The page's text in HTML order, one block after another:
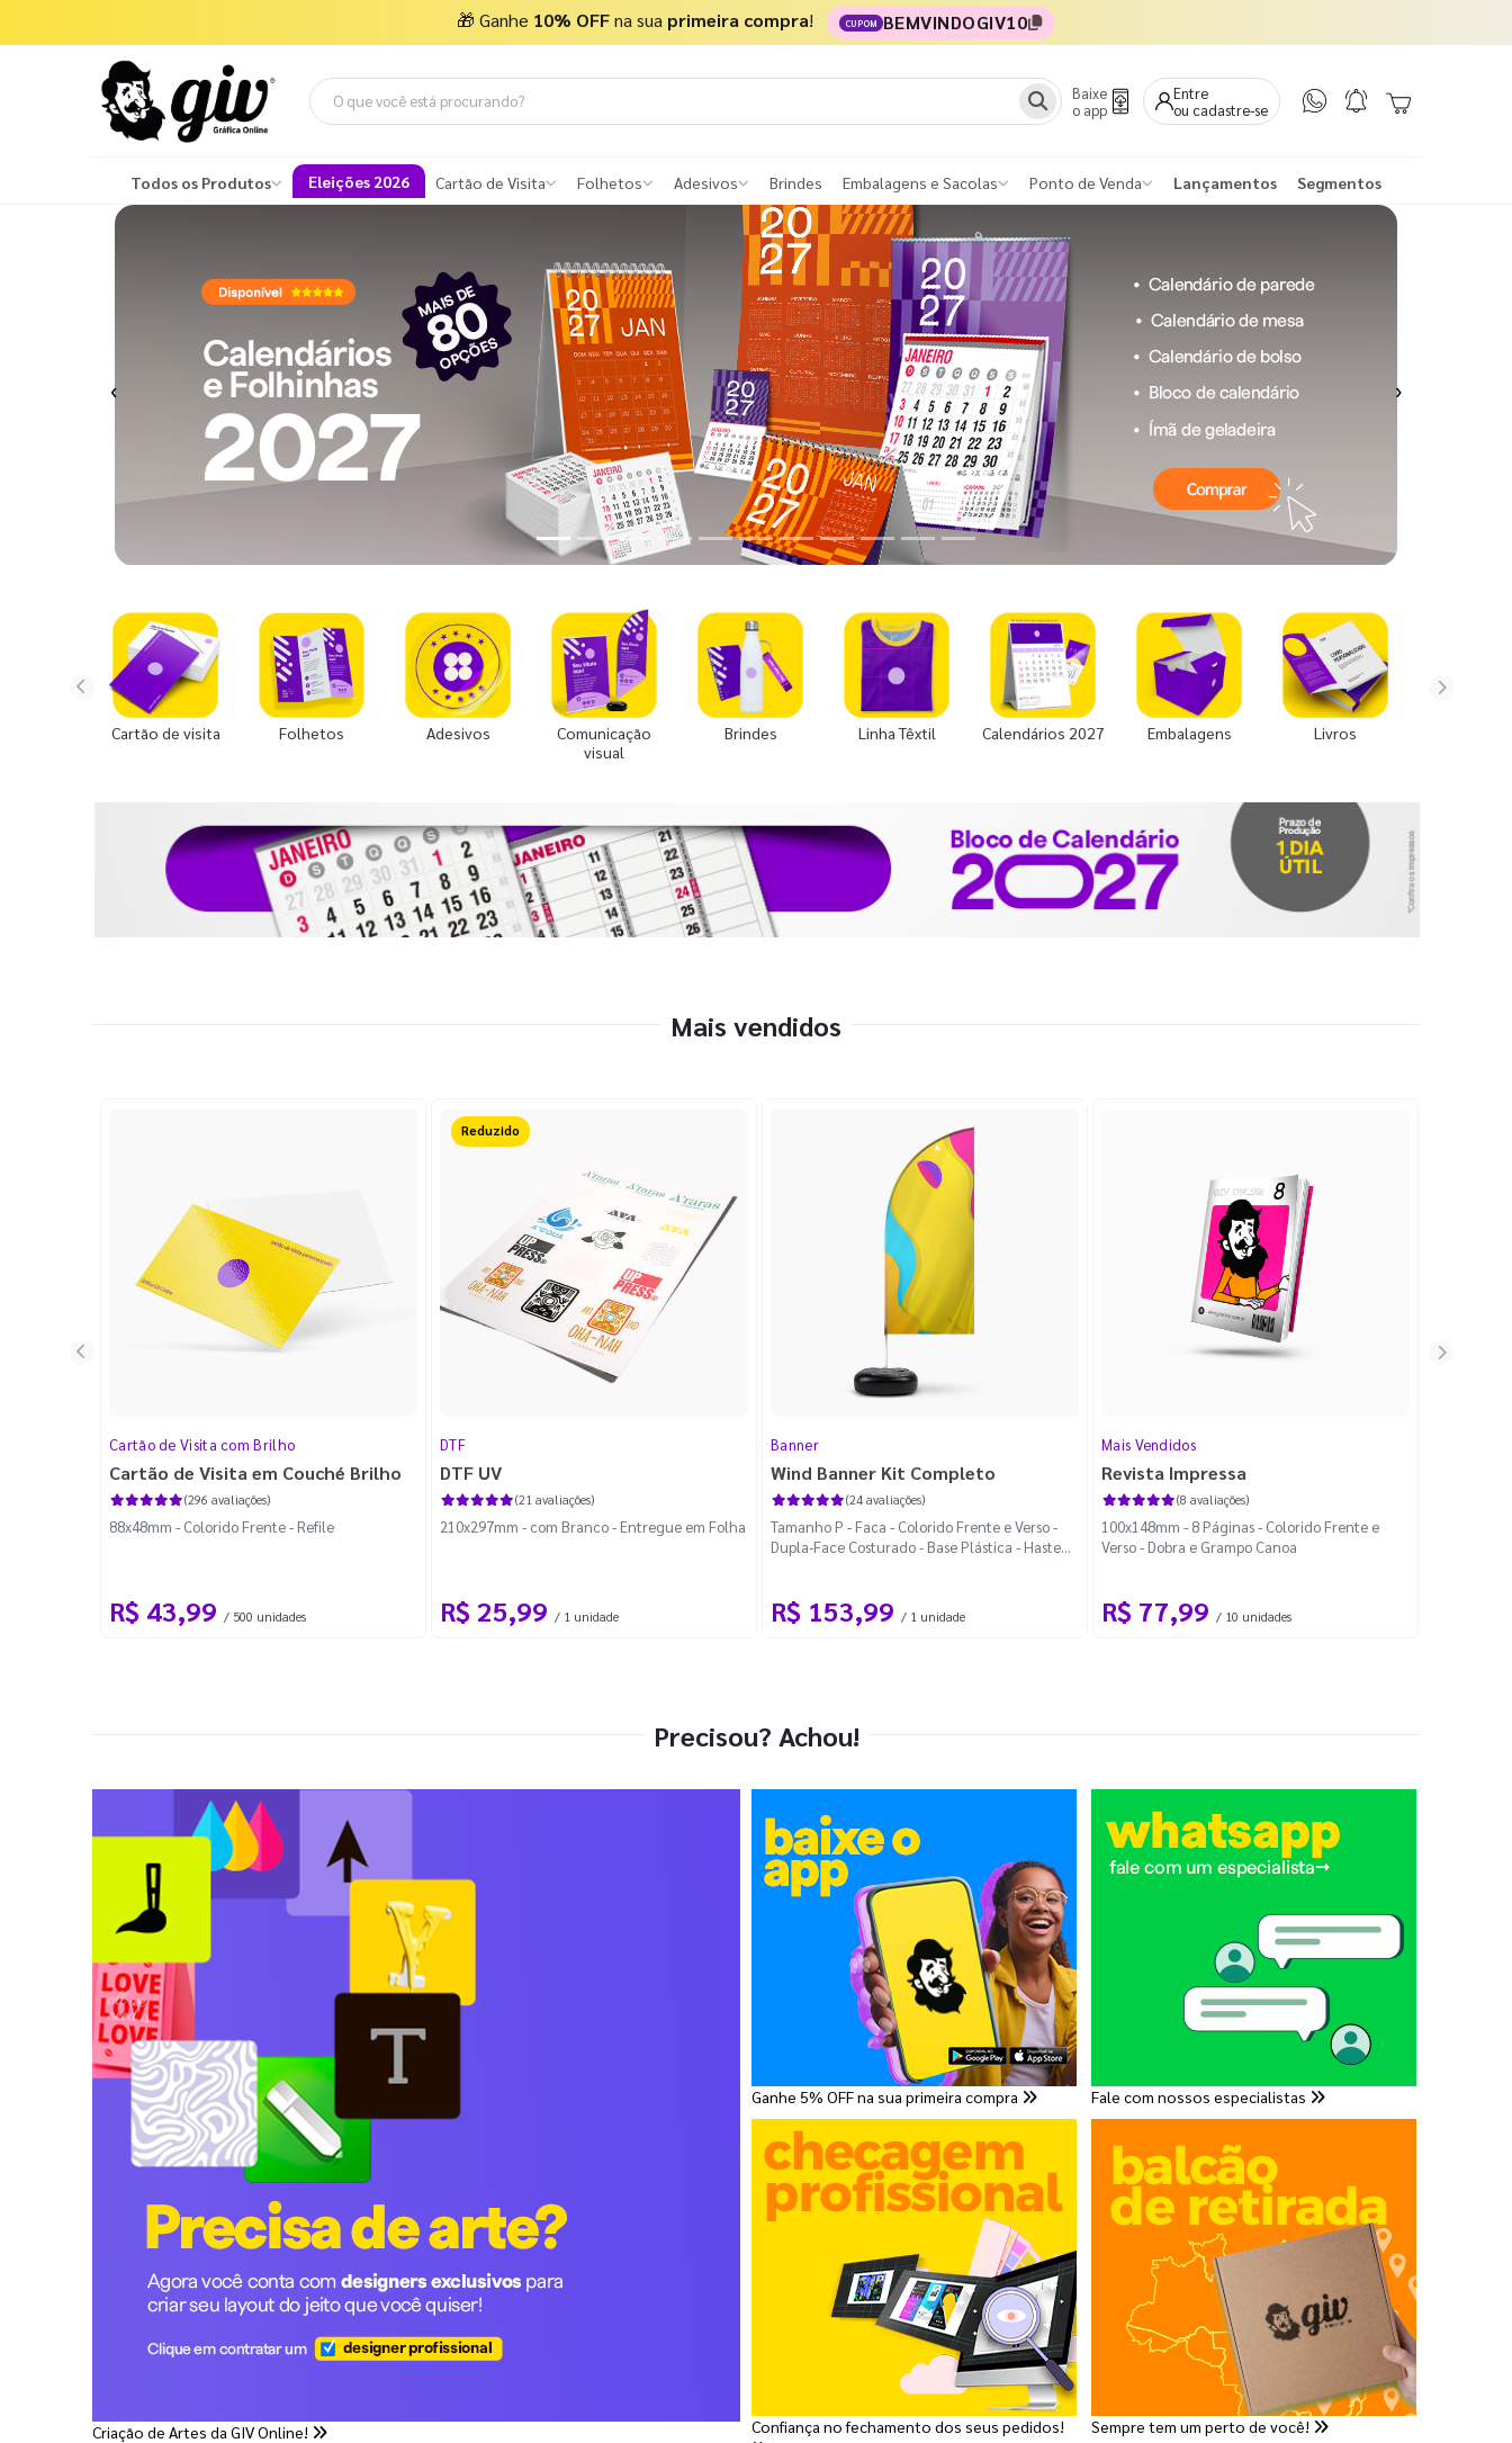
🎁 Ganhe 10% OFFna sua primeira compra! CUPOM BEMVINDOGIV10
Baixe
o app
Entre
ou cadastre-se
Todos os Produtos Eleições 2026 Cartão de Visita Folhetos Adesivos Brindes Embalagens e Sacolas Ponto de Venda Lançamentos Segmentos
Previous Next
Cartão de visita Folhetos Adesivos
Comunicação
visual
Brindes Linha Têxtil Calendários 2027 Embalagens Livros
Mais vendidos
Cartão de Visita com Brilho
Cartão de Visita em Couché Brilho
(296 avaliações)
88x48mm - Colorido Frente - Refile
R$ 43,99 / 500 unidades
50%OFF
DTF
DTF UV
(21 avaliações)
210x297mm - com Branco - Entregue em Folha
R$ 25,99 / 1 unidade
Banner
Wind Banner Kit Completo
(24 avaliações)
Tamanho P - Faca - Colorido Frente e Verso -
Dupla-Face Costurado - Base Plástica - Haste
R$ 153,99 / 1 unidade
Mais Vendidos
Revista Impressa
(8 avaliações)
100x148mm - 8 Páginas - Colorido Frente e
Verso - Dobra e Grampo Canoa
R$ 77,99 / 10 unidades
Precisou? Achou!
Criação de Artes da GIV Online!
Ganhe 5% OFF na sua primeira compra
Confiança no fechamento dos seus pedidos!
Fale com nossos especialistas
Sempre tem um perto de você!